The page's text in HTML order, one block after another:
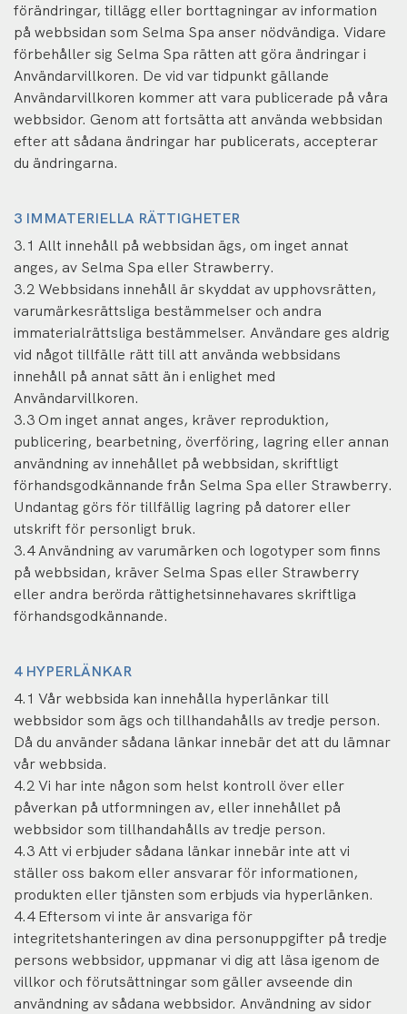
förändringar, tillägg eller borttagningar av information
på webbsidan som Selma Spa anser nödvändiga. Vidare
förbehåller sig Selma Spa rätten att göra ändringar i
Användarvillkoren. De vid var tidpunkt gällande
Användarvillkoren kommer att vara publicerade på våra
webbsidor. Genom att fortsätta att använda webbsidan
efter att sådana ändringar har publicerats, accepterar
du ändringarna.
3 IMMATERIELLA RÄTTIGHETER
3.1 Allt innehåll på webbsidan ägs, om inget annat
anges, av Selma Spa eller Strawberry.
3.2 Webbsidans innehåll är skyddat av upphovsrätten,
varumärkesrättsliga bestämmelser och andra
immaterialrättsliga bestämmelser. Användare ges aldrig
vid något tillfälle rätt till att använda webbsidans
innehåll på annat sätt än i enlighet med
Användarvillkoren.
3.3 Om inget annat anges, kräver reproduktion,
publicering, bearbetning, överföring, lagring eller annan
användning av innehållet på webbsidan, skriftligt
förhandsgodkännande från Selma Spa eller Strawberry.
Undantag görs för tillfällig lagring på datorer eller
utskrift för personligt bruk.
3.4 Användning av varumärken och logotyper som finns
på webbsidan, kräver Selma Spas eller Strawberry
eller andra berörda rättighetsinnehavares skriftliga
förhandsgodkännande.
4 HYPERLÄNKAR
4.1 Vår webbsida kan innehålla hyperlänkar till
webbsidor som ägs och tillhandahålls av tredje person.
Då du använder sådana länkar innebär det att du lämnar
vår webbsida.
4.2 Vi har inte någon som helst kontroll över eller
påverkan på utformningen av, eller innehållet på
webbsidor som tillhandahålls av tredje person.
4.3 Att vi erbjuder sådana länkar innebär inte att vi
ställer oss bakom eller ansvarar för informationen,
produkten eller tjänsten som erbjuds via hyperlänken.
4.4 Eftersom vi inte är ansvariga för
integritetshanteringen av dina personuppgifter på tredje
persons webbsidor, uppmanar vi dig att läsa igenom de
villkor och förutsättningar som gäller avseende din
användning av sådana webbsidor. Användning av sidor